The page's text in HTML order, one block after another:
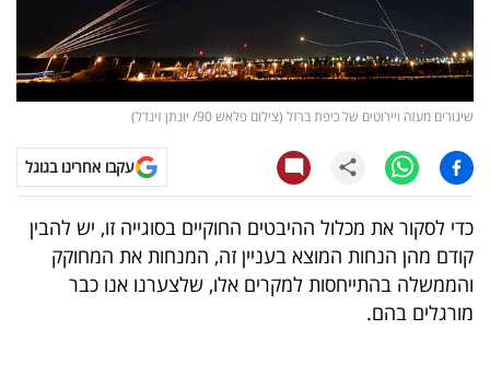
עסקית
טלוויזיה
עסקי
ספורט
קריירה
שיגורים מעזה ויירוטים של כיפת ברזל (צילום פלאש 90/ יונתן זינדל)
עקבו אחרינו בגוגל
כדי לסקור את מכלול ההיבטים החוקיים בסוגייה זו, יש להבין
קודם מהן הנחות המוצא בעניין זה, המנחות את המחוקק
והממשלה בהתייחסות למקרים אלו, שלצערנו אנו כבר
מורגלים בהם.